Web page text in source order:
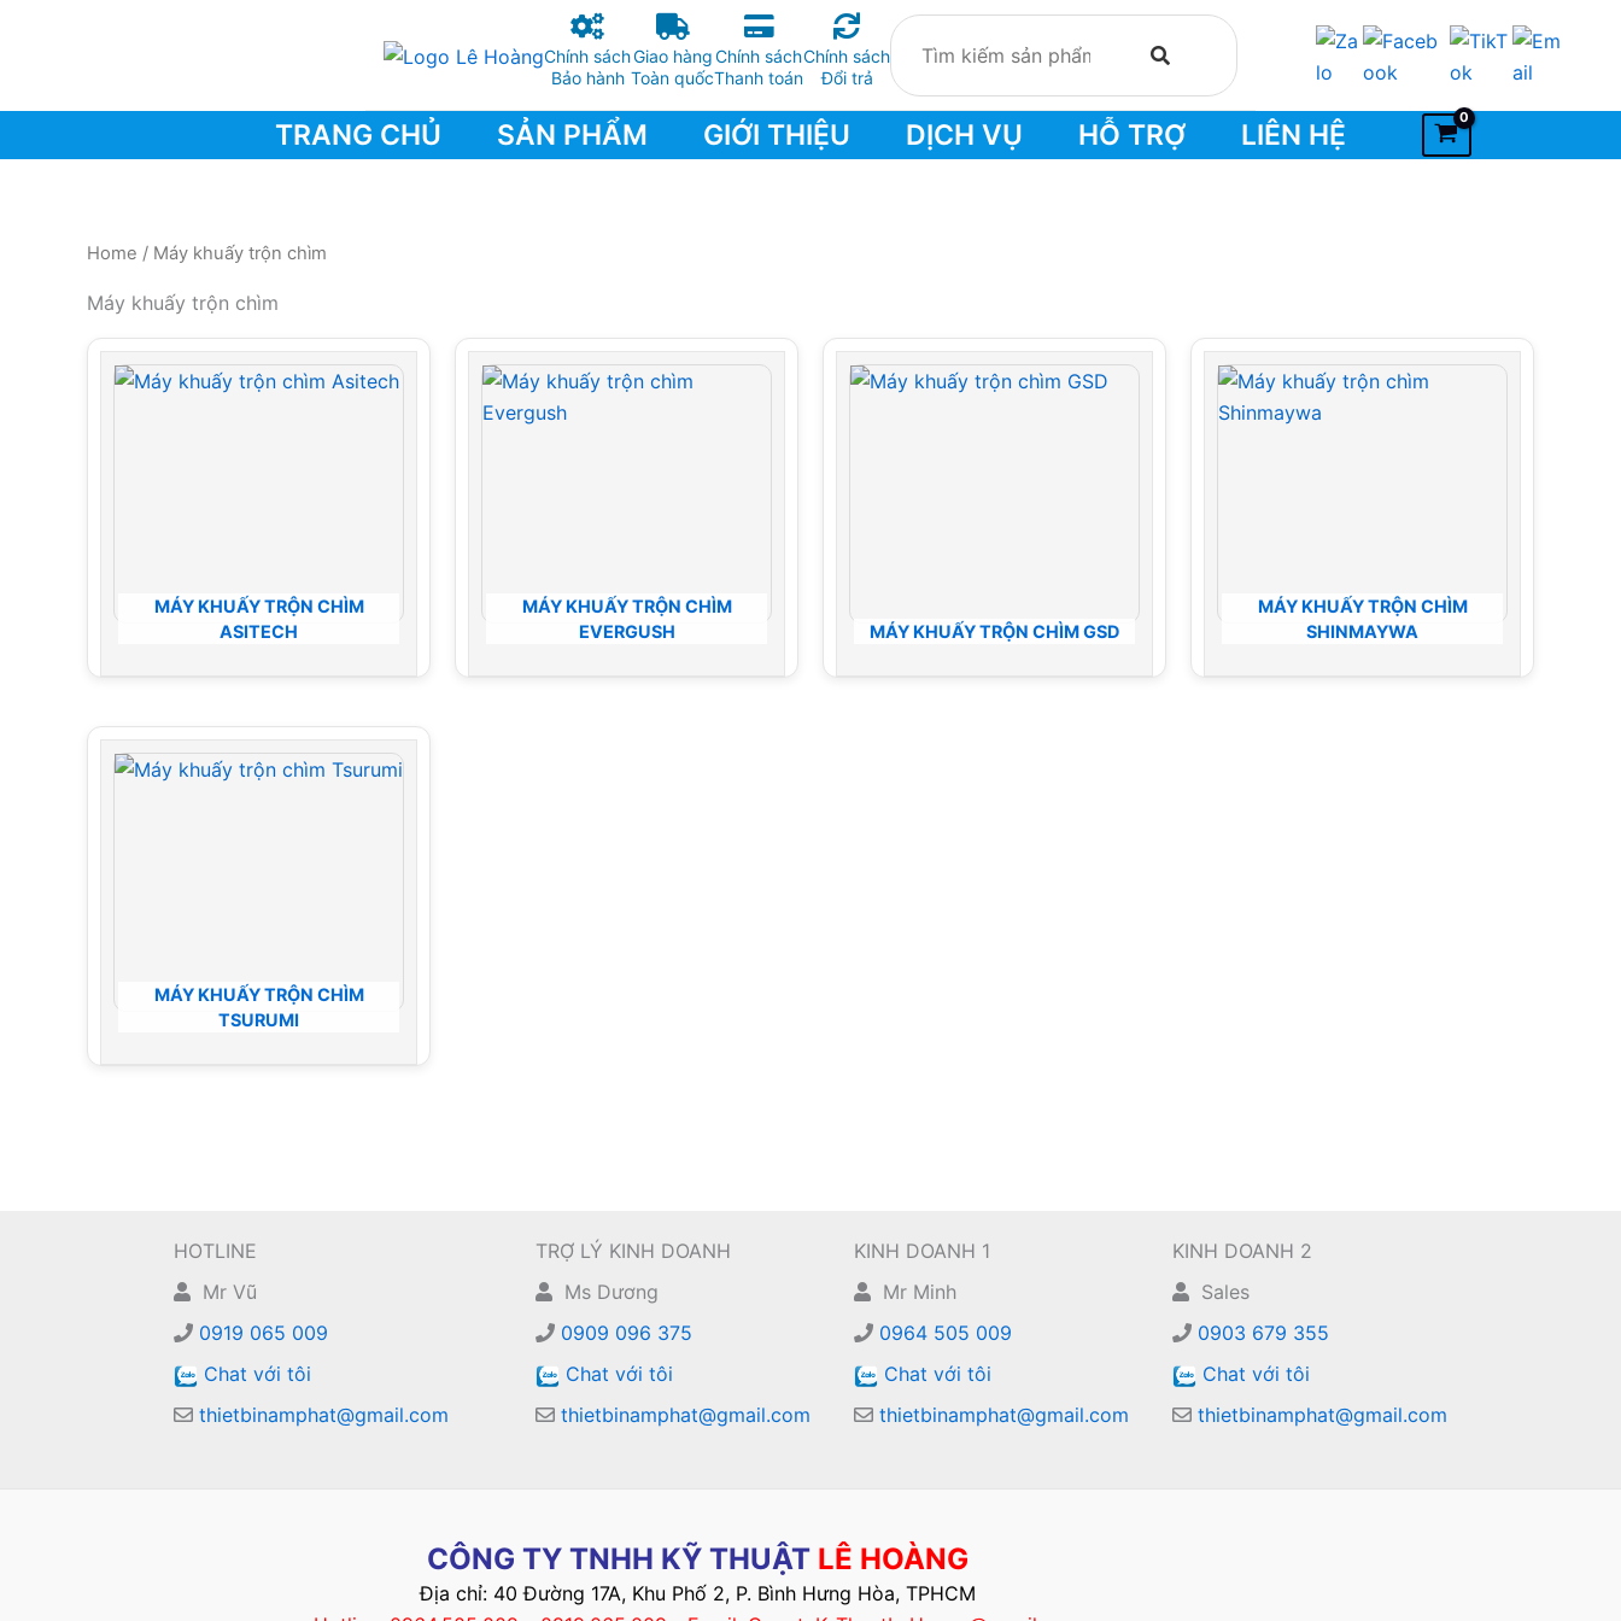
Chính sách
Bảo hành
Giao hàng
Toàn quốc
Chính sách
Thanh toán
Chính sách
Đổi trả
TRANG CHỦ SẢN PHẨM GIỚI THIỆU DỊCH VỤ HỖ TRỢ LIÊN HỆ
Home / Máy khuấy trộn chìm
Máy khuấy trộn chìm
MÁY KHUẤY TRỘN CHÌM
ASITECH
MÁY KHUẤY TRỘN CHÌM
EVERGUSH
MÁY KHUẤY TRỘN CHÌM GSD
MÁY KHUẤY TRỘN CHÌM
SHINMAYWA
MÁY KHUẤY TRỘN CHÌM
TSURUMI
HOTLINE
Mr Vũ
0919 065 009
Chat với tôi
thietbinamphat@gmail.com
TRỢ LÝ KINH DOANH
Ms Dương
0909 096 375
Chat với tôi
thietbinamphat@gmail.com
KINH DOANH 1
Mr Minh
0964 505 009
Chat với tôi
thietbinamphat@gmail.com
KINH DOANH 2
Sales
0903 679 355
Chat với tôi
thietbinamphat@gmail.com
CÔNG TY TNHH KỸ THUẬT LÊ HOÀNG
Địa chỉ: 40 Đường 17A, Khu Phố 2, P. Bình Hưng Hòa, TPHCM